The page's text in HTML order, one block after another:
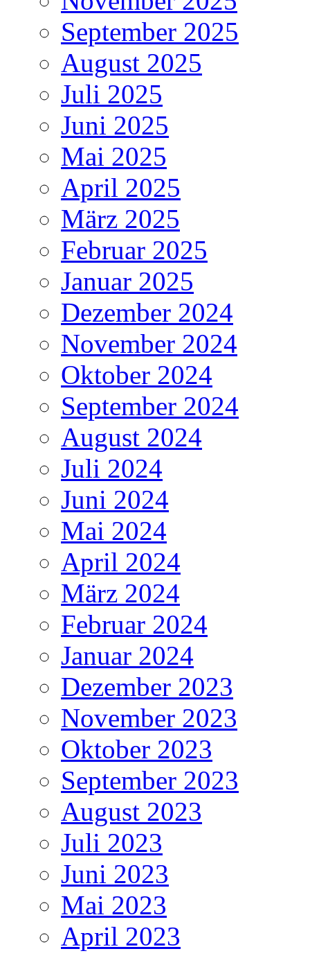
September 2025
August 2025
Juli 2025
Juni 2025
Mai 2025
April 2025
März 2025
Februar 2025
Januar 2025
Dezember 2024
November 2024
Oktober 2024
September 2024
August 2024
Juli 2024
Juni 2024
Mai 2024
April 2024
März 2024
Februar 2024
Januar 2024
Dezember 2023
November 2023
Oktober 2023
September 2023
August 2023
Juli 2023
Juni 2023
Mai 2023
April 2023